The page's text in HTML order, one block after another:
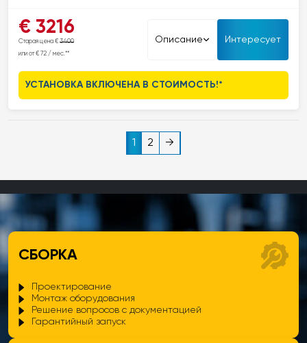
энергоэффективное решение, достигающее класса
энергоэффективности A+ при использовании пульта
дистанционного управления CONNECT и датчика наружной
температуры.Эта модель является отличным выбором для замены
и цены делают эту модель разумным выбором для тех, кто ценит
современные функции и надежность.BlueHelix HiTech – это
идеальное сочетание современных технологий и проверенного
€ 3216
Старая цена € 3400
или от € 72 / мес.**
Описание Интересует
УСТАНОВКА ВКЛЮЧЕНА В СТОИМОСТЬ!*
1 2 →
СБОРКА
Проектирование
Монтаж оборудования
Решение вопросов с документацией
Гарантийный запуск